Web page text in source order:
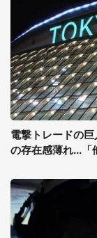
電撃トレードの
の存在感薄れ...「